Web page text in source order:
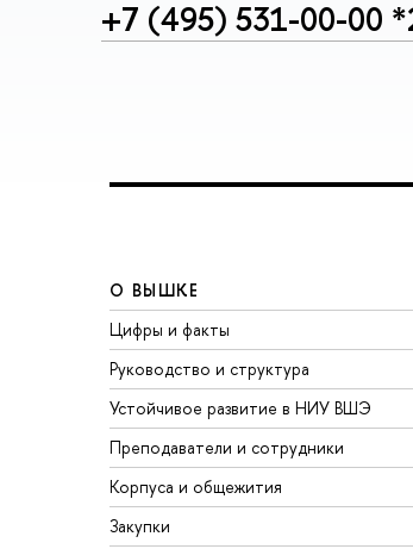
+7 (495) 531-00-00
О ВЫШКЕ
Цифры и факты
Руководство и структура
Устойчивое развитие в НИУ ВШЭ
Преподаватели и сотрудники
Корпуса и общежития
Закупки